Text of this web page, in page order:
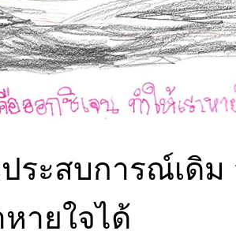
ระสบการณ์เดิม
หายใจได้